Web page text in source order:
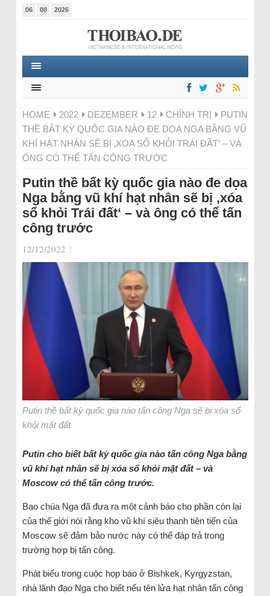
06 08 2026
HOME 2022 DEZEMBER 12 CHÍNH TRỊ
PUTIN
THỀ BẤT KỲ QUỐC GIA NÀO ĐE DỌA NGA BẰNG VŨ
KHÍ HẠT NHÂN SẼ BỊ ‚XÓA SỔ KHỎI TRÁI ĐẤT‘ – VÀ
ÔNG CÓ THỂ TẤN CÔNG TRƯỚC
Putin thề bất kỳ quốc gia nào đe dọa
Nga bằng vũ khí hạt nhân sẽ bị ‚xóa
sổ khỏi Trái đất‘ – và ông có thể tấn
công trước
12/12/2022 |
Putin thề bất kỳ quốc gia nào tấn công Nga sẽ bị xóa sổ
khỏi mặt đất
Putin cho biết bất kỳ quốc gia nào tấn công Nga bằng
vũ khí hạt nhân sẽ bị xóa sổ khỏi mặt đất – và
Moscow có thể tấn công trước.
Bạo chúa Nga đã đưa ra một cảnh báo cho phần còn lại
của thế giới nói rằng kho vũ khí siêu thanh tiên tiến của
Moscow sẽ đảm bảo nước này có thể đáp trả trong
trường hợp bị tấn công.
Phát biểu trong cuộc họp báo ở Bishkek, Kyrgyzstan,
nhà lãnh đạo Nga cho biết nếu tên lửa hạt nhân tấn công